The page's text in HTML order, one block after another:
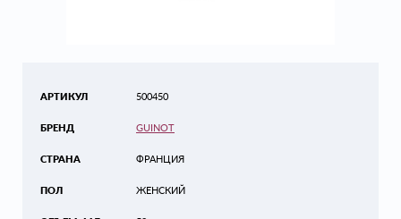
АРТИКУЛ
БРЕНД
СТРАНА
ПОЛ
500450
GUINOT
ФРАНЦИЯ
ЖЕНСКИЙ